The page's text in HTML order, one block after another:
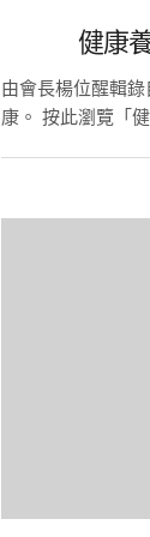
健康
由會長楊位醒輯
康。 按此瀏覽「